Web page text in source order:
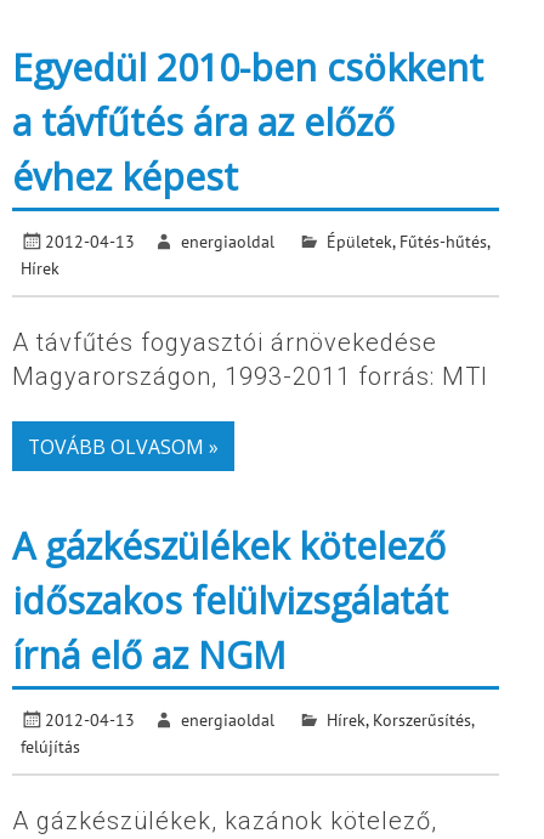
Egyedül 2010-ben csökkent
a távfűtés ára az előző
évhez képest
2012-04-13 energiaoldal Épületek, Fűtés-hűtés,
Hírek
A távfűtés fogyasztói árnövekedése
Magyarországon, 1993-2011 forrás: MTI
TOVÁBB OLVASOM »
A gázkészülékek kötelező
időszakos felülvizsgálatát
írná elő az NGM
2012-04-13 energiaoldal Hírek, Korszerűsítés,
felújítás
A gázkészülékek, kazánok kötelező,